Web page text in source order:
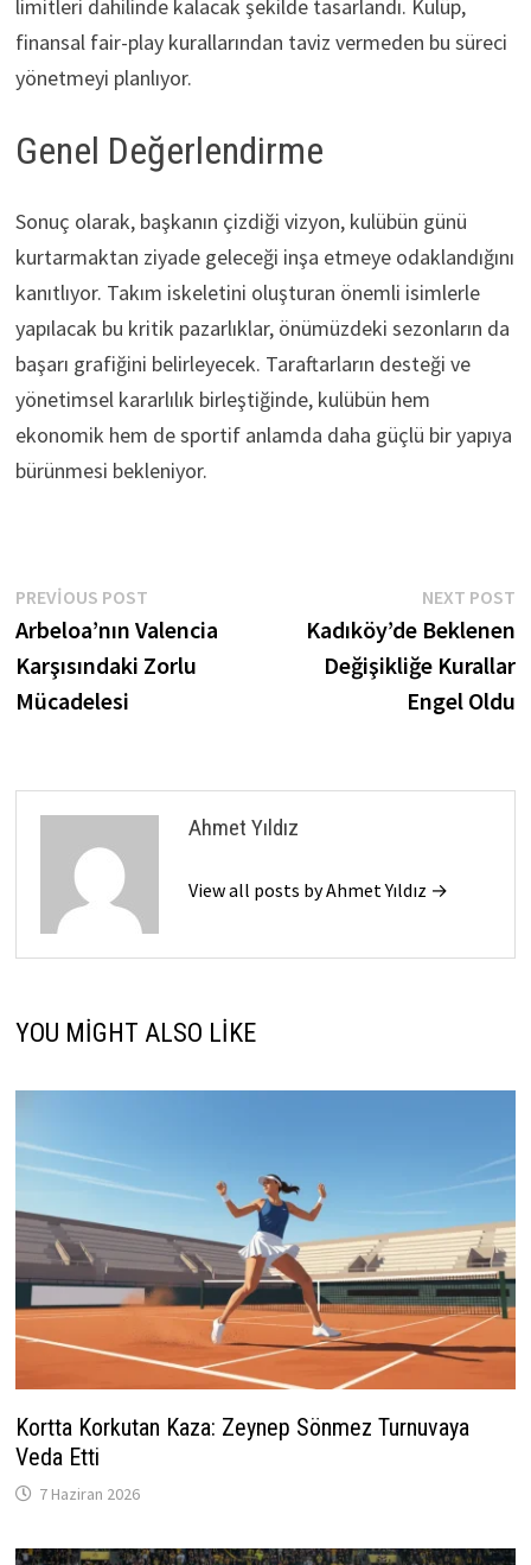
limitleri dahilinde kalacak şekilde tasarlandı. Kulüp,
finansal fair-play kurallarından taviz vermeden bu süreci
yönetmeyi planlıyor.
Genel Değerlendirme
Sonuç olarak, başkanın çizdiği vizyon, kulübün günü
kurtarmaktan ziyade geleceği inşa etmeye odaklandığını
kanıtlıyor. Takım iskeletini oluşturan önemli isimlerle
yapılacak bu kritik pazarlıklar, önümüzdeki sezonların da
başarı grafiğini belirleyecek. Taraftarların desteği ve
yönetimsel kararlılık birleştiğinde, kulübün hem
ekonomik hem de sportif anlamda daha güçlü bir yapıya
bürünmesi bekleniyor.
Yazı
gezinmesi
PREVIOUS POSTPrevious
post:
Arbeloa’nın Valencia
Karşısındaki Zorlu
Mücadelesi
NEXT POST
Kadıköy’de Beklenen
Değişikliğe Kurallar
Engel Oldu
Ahmet Yıldız
View all posts by Ahmet Yıldız →
YOU MIGHT ALSO LIKE
Kortta Korkutan Kaza: Zeynep Sönmez Turnuvaya
Veda Etti
7 Haziran 2026